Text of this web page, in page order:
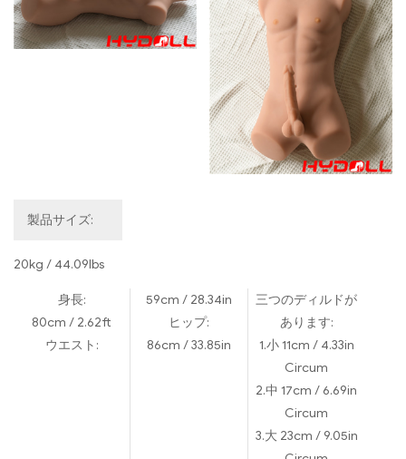
製品サイズ:
20kg / 44.09lbs
身長:
80cm / 2.62ft
ウエスト:
59cm / 28.34in
ヒップ:
86cm / 33.85in
三つのディルドが
あります:
1.小 11cm / 4.33in
Circum
2.中 17cm / 6.69in
Circum
3.大 23cm / 9.05in